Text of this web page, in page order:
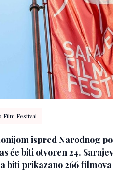
Film Festival
ispred Narodnog
će biti otvoren 24.
biti prikazano 266 filmova